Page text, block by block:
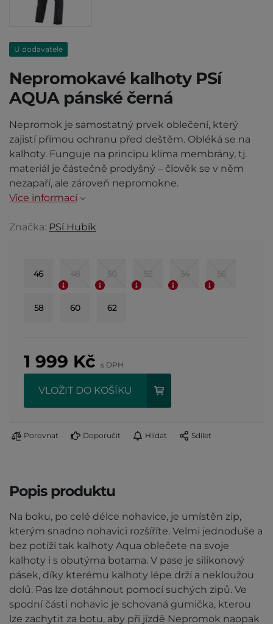
U dodavatele
Nepromokavé kalhoty PSí
AQUA pánské černá
Nepromok je samostatný prvek oblečení, který
zajistí přímou ochranu před deštěm. Obléká se na
kalhoty. Funguje na principu klima membrány, tj.
materiál je částečně prodyšný – člověk se v něm
nezapaří, ale zároveň nepromokne.
Více informací
Značka: PSí Hubík
46 48 50 52 54 56
58 60 62
1 999 Kč s DPH
VLOŽIT DO KOŠÍKU
Porovnat Doporučit Hlídat Sdílet
Popis produktu
Na boku, po celé délce nohavice, je umístěn zip,
kterým snadno nohavici rozšíříte. Velmi jednoduše a
bez potíží tak kalhoty Aqua oblečete na svoje
kalhoty i s obutýma botama. V pase je silikonový
pásek, díky kterému kalhoty lépe drží a nekloužou
dolů. Pas lze dotáhnout pomocí suchých zipů. Ve
spodní části nohavic je schovaná gumička, kterou
lze zachytit za botu, aby při jízdě Nepromok naopak